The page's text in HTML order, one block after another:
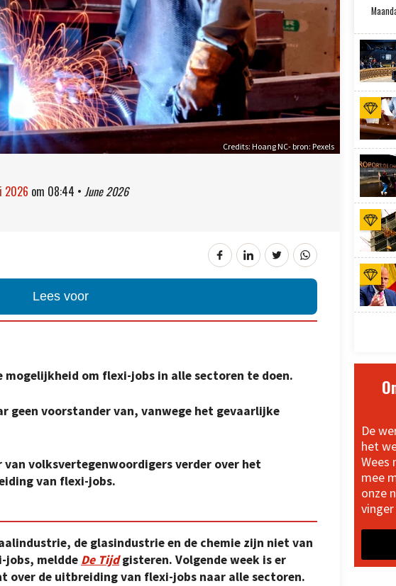
Credits: Hoang NC- bron: Pexels
2026 om 08:44 • June 2026
Lees voor
om flexi-jobs in alle sectoren te doen.
geen voorstander van, vanwege het gevaarlijke
van volksvertegenwoordigers verder over het
van flexi-jobs.
de glasindustrie en de chemie zijn niet van
jobs, meldde De Tijdgisteren. Volgende week is er
over de uitbreiding van flexi-jobs naar alle sectoren.
De
het
Wees
mee
onze